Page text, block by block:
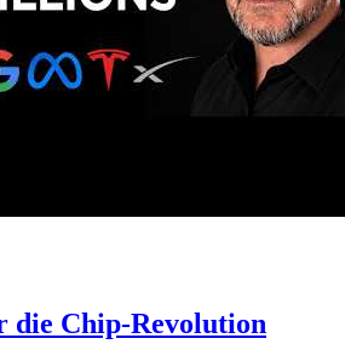
die Chip-Revolution